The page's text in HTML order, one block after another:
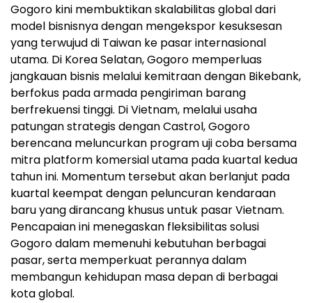
Gogoro kini membuktikan skalabilitas global dari
model bisnisnya dengan mengekspor kesuksesan
yang terwujud di Taiwan ke pasar internasional
utama. Di Korea Selatan, Gogoro memperluas
jangkauan bisnis melalui kemitraan dengan Bikebank,
berfokus pada armada pengiriman barang
berfrekuensi tinggi. Di Vietnam, melalui usaha
patungan strategis dengan Castrol, Gogoro
berencana meluncurkan program uji coba bersama
mitra platform komersial utama pada kuartal kedua
tahun ini. Momentum tersebut akan berlanjut pada
kuartal keempat dengan peluncuran kendaraan
baru yang dirancang khusus untuk pasar Vietnam.
Pencapaian ini menegaskan fleksibilitas solusi
Gogoro dalam memenuhi kebutuhan berbagai
pasar, serta memperkuat perannya dalam
membangun kehidupan masa depan di berbagai
kota global.